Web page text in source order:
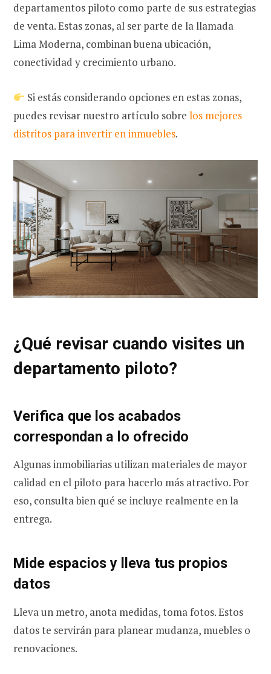
departamentos piloto como parte de sus estrategias
de venta. Estas zonas, al ser parte de la llamada
Lima Moderna, combinan buena ubicación,
conectividad y crecimiento urbano.
Si estás considerando opciones en estas zonas,
puedes revisar nuestro artículo sobre los mejores
distritos para invertir en inmuebles.
¿Qué revisar cuando visites un
departamento piloto?
Verifica que los acabados
correspondan a lo ofrecido
Algunas inmobiliarias utilizan materiales de mayor
calidad en el piloto para hacerlo más atractivo. Por
eso, consulta bien qué se incluye realmente en la
entrega.
Mide espacios y lleva tus propios
datos
Lleva un metro, anota medidas, toma fotos. Estos
datos te servirán para planear mudanza, muebles o
renovaciones.